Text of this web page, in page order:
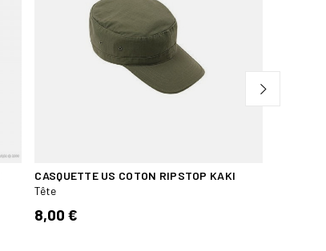
CASQUETTE US COTON RIPSTOP KAKI
Tête
8,00 €